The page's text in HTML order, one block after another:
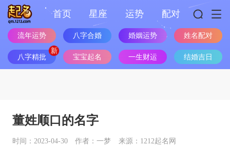
首页 星座 运势 配对
流年运势 八字合婚 婚姻运势 姓名配对
八字精批 宝宝起名 一生财运 结婚吉日
董姓顺口的名字
时间：2023-04-30 作者：一梦 来源：1212起名网